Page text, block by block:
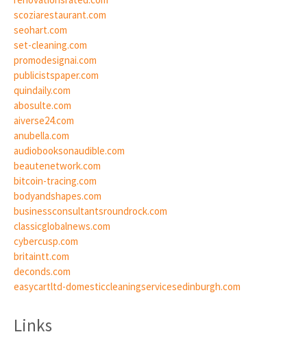
scoziarestaurant.com
seohart.com
set-cleaning.com
promodesignai.com
publicistspaper.com
quindaily.com
abosulte.com
aiverse24.com
anubella.com
audiobooksonaudible.com
beautenetwork.com
bitcoin-tracing.com
bodyandshapes.com
businessconsultantsroundrock.com
classicglobalnews.com
cybercusp.com
britaintt.com
deconds.com
easycartltd-domesticcleaningservicesedinburgh.com
Links